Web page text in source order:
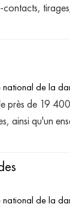
de la
près de 19
ainsi qu'un
de la